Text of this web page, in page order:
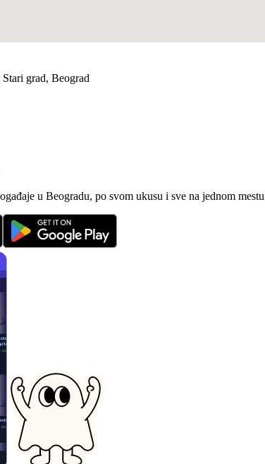
grad, Beograd
u Beogradu, po svom ukusu i sve na jednom